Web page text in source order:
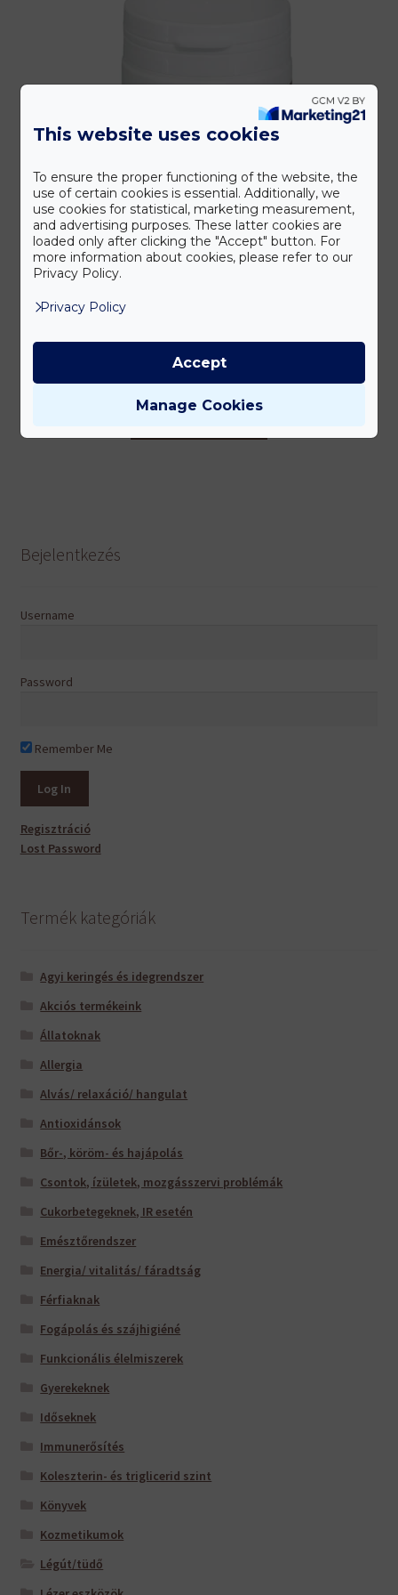
választhatók
ki
Basenpulver
6 700 Ft
Kosárba rakom
Bejelentkezés
Username
Password
Remember Me
Regisztráció
Lost Password
Termék kategóriák
Agyi keringés és idegrendszer
Akciós termékeink
Állatoknak
Allergia
Alvás/ relaxáció/ hangulat
Antioxidánsok
Bőr-, köröm- és hajápolás
Csontok, ízületek, mozgásszervi problémák
Cukorbetegeknek, IR esetén
Emésztőrendszer
Energia/ vitalitás/ fáradtság
Férfiaknak
Fogápolás és szájhigiéné
Funkcionális élelmiszerek
Gyerekeknek
Időseknek
Immunerősítés
Koleszterin- és triglicerid szint
Könyvek
Kozmetikumok
Légút/tüdő
This website uses cookies
To ensure the proper functioning of the website, the
use of certain cookies is essential. Additionally, we
use cookies for statistical, marketing measurement,
and advertising purposes. These latter cookies are
loaded only after clicking the "Accept" button. For
more information about cookies, please refer to our
Privacy Policy.
Privacy Policy
Manage Cookies
Accept